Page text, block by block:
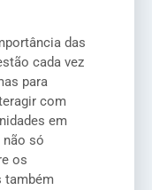
das
cada vez
para
com
em
não só
os
também